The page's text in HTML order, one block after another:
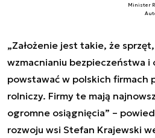
Minister
„Założenie jest takie, że
wzmacnianiu bezpieczeństwa i
powstawać w polskich firmach
rolniczy. Firmy te mają
ogromne osiągnięcia” –
rozwoju wsi Stefan Krajewski